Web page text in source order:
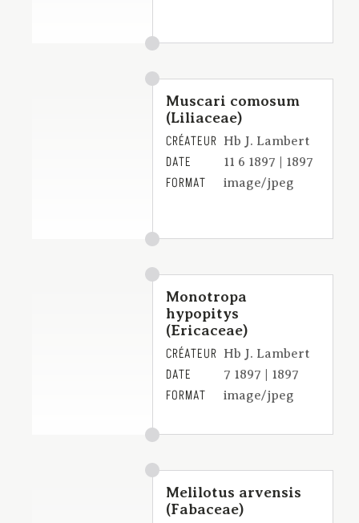
Muscari comosum
(Liliaceae)
CRÉATEUR Hb J. Lambert
DATE 11 6 1897 | 1897
FORMAT image/jpeg
Monotropa
hypopitys
(Ericaceae)
CRÉATEUR Hb J. Lambert
DATE 7 1897 | 1897
FORMAT image/jpeg
Melilotus arvensis
(Fabaceae)